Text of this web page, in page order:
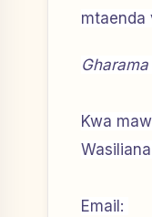
mtaenda
Kwa
Email: